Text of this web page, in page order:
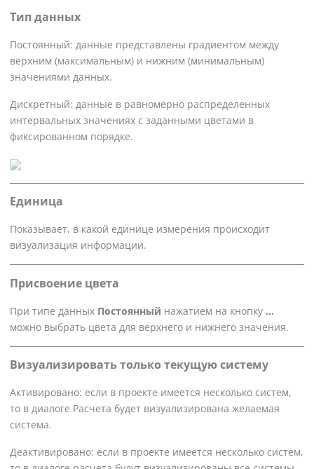
Тип данных
Постоянный: данные представлены градиентом между
верхним (максимальным) и нижним (минимальным)
значениями данных.
Дискретный: данные в равномерно распределенных
интервальных значениях с заданными цветами в
фиксированном порядке.
Единица
Показывает, в какой единице измерения происходит
визуализация информации.
Присвоение цвета
При типе данных Постоянный нажатием на кнопку ...
можно выбрать цвета для верхнего и нижнего значения.
Визуализировать только текущую систему
Активировано: если в проекте имеется несколько систем,
то в диалоге Расчета будет визуализирована желаемая
система.
Деактивировано: если в проекте имеется несколько систем,